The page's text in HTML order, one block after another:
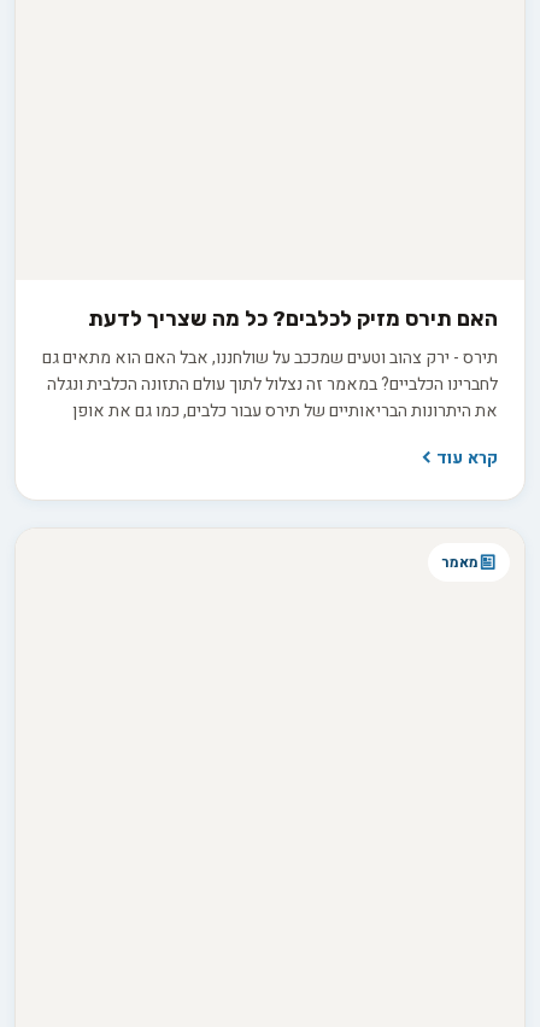
האם תירס מזיק לכלבים? כל מה שצריך לדעת
תירס - ירק צהוב וטעים שמככב על שולחננו, אבל האם הוא מתאים גם
לחברינו הכלביים? במאמר זה נצלול לתוך עולם התזונה הכלבית ונגלה
את היתרונות הבריאותיים של תירס עבור כלבים, כמו גם את אופן
תוספת מזינה ובריאה לתפריט היומי של הכלב שלכם!
קרא עוד
מאמר